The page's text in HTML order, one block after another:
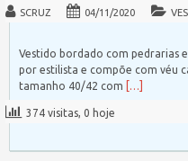
SCRUZ 04/11/2020
Vestido bordado com pedrarias
por estilista e compõe com véu
tamanho 40/42 com
[…]
374 visitas, 0 hoje